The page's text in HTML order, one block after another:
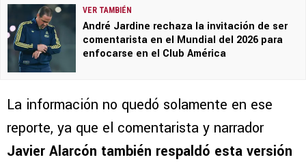
VER TAMBIÉN
André Jardine rechaza la invitación de ser
comentarista en el Mundial del 2026 para
enfocarse en el Club América
La información no quedó solamente en ese
reporte, ya que el comentarista y narrador
Javier Alarcón también respaldó esta versión